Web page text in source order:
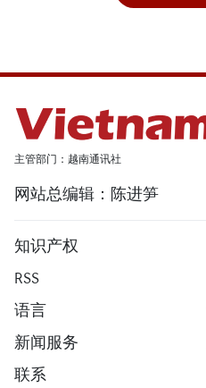
主管部门：越南通讯社
网站总编辑：陈进笋
知识产权
RSS
语言
新闻服务
联系